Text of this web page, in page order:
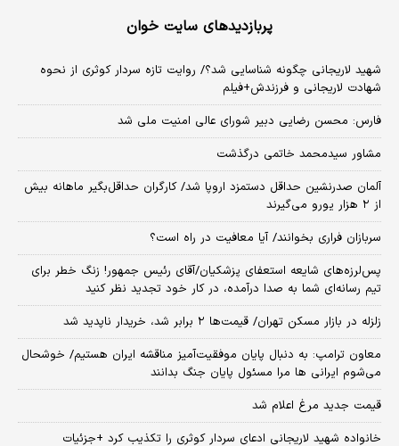
پربازدیدهای سایت خوان
شهید لاریجانی چگونه شناسایی شد؟/ روایت تازه سردار کوثری از نحوه
شهادت لاریجانی و فرزندش+فیلم
فارس: محسن رضایی دبیر شورای عالی امنیت ملی شد
مشاور سیدمحمد خاتمی درگذشت
آلمان صدرنشین حداقل دستمزد اروپا شد/ کارگران حداقل‌بگیر ماهانه بیش
از ۲ هزار یورو می‌گیرند
سربازان فراری بخوانند/ آیا معافیت در راه است؟
پس‌لرزه‌های شایعه استعفای پزشکیان/آقای رئیس جمهور! زنگ خطر برای
تیم رسانه‌ای شما به صدا درآمده، در کار خود تجدید نظر کنید
زلزله در بازار مسکن تهران/ قیمت‌ها ۲ برابر شد، خریدار ناپدید شد
معاون ترامپ: به دنبال پایان موفقیت‌آمیز مناقشه ایران هستیم/ خوشحال
می‌شوم ایرانی ها مرا مسئول پایان جنگ بدانند
قیمت جدید مرغ اعلام شد
خانواده شهید لاریجانی ادعای سردار کوثری را تکذیب کرد +جزئیات